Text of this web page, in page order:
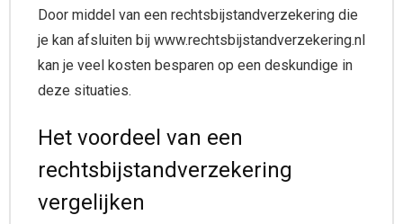
Door middel van een rechtsbijstandverzekering die
je kan afsluiten bij www.rechtsbijstandverzekering.nl
kan je veel kosten besparen op een deskundige in
deze situaties.
Het voordeel van een
rechtsbijstandverzekering
vergelijken